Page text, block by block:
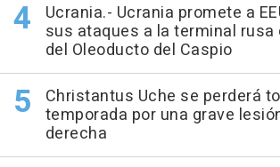
Ucrania.- Ucrania promete a
sus ataques a la terminal rusa
del Oleoducto del Caspio
Christantus Uche se perderá
temporada por una grave
derecha